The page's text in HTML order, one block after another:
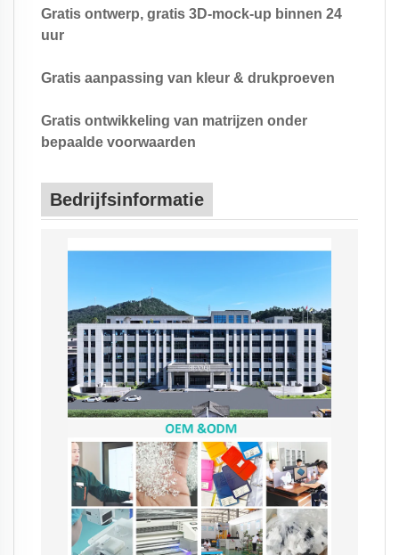
Gratis ontwerp, gratis 3D-mock-up binnen 24
uur
Gratis aanpassing van kleur & drukproeven
Gratis ontwikkeling van matrijzen onder
bepaalde voorwaarden
Bedrijfsinformatie